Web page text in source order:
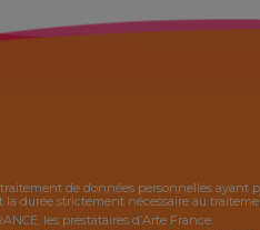
traitement de données personnelles ayant
durée strictement nécessaire au
les prestataires d’Arte France.